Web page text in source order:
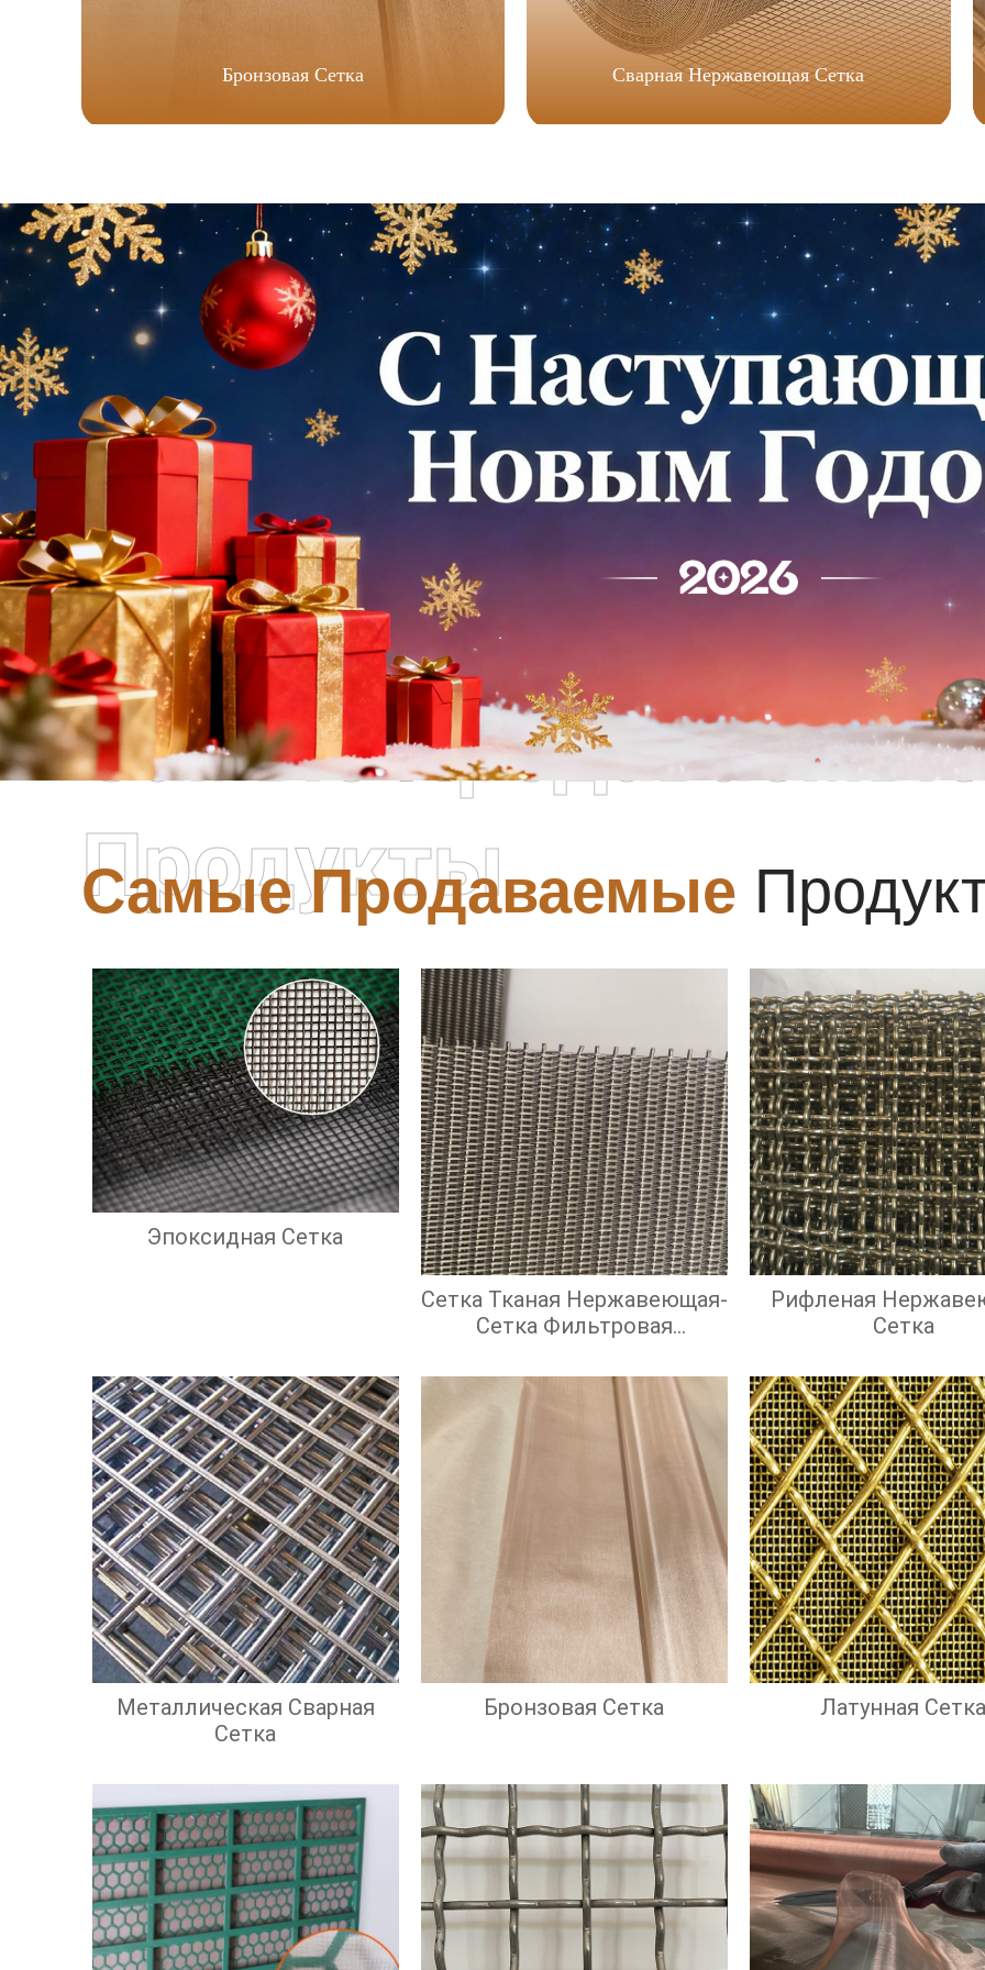
Бронзовая Сетка Сварная Нержавеющая Сетка
Самые Продаваемые
Самые Продаваемые
Продукты
Эпоксидная Сетка
Сетка Тканая Нержавеющая-
Сетка Фильтровая
Рифленая
Сетка
Металлическая Сварная
Сетка
Бронзовая Сетка Латунная Сетка